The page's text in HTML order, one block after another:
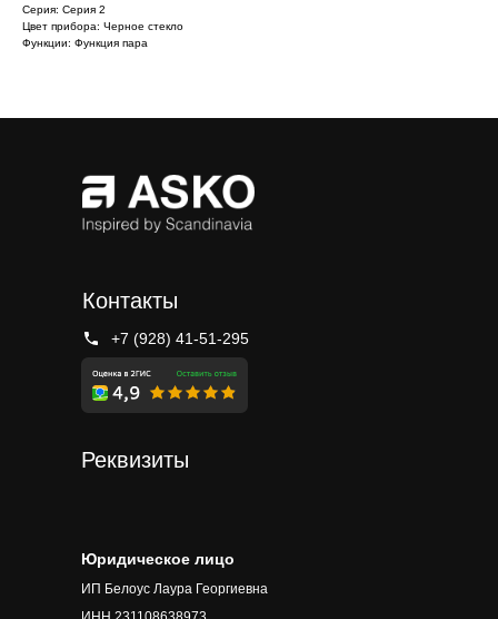
Серия: Серия 2
Цвет прибора: Черное стекло
Функции: Функция пара
Контакты
Реквизиты
+7 (928) 41-51-295
ИП Белоус Лаура Георгиевна
Юридическое лицо